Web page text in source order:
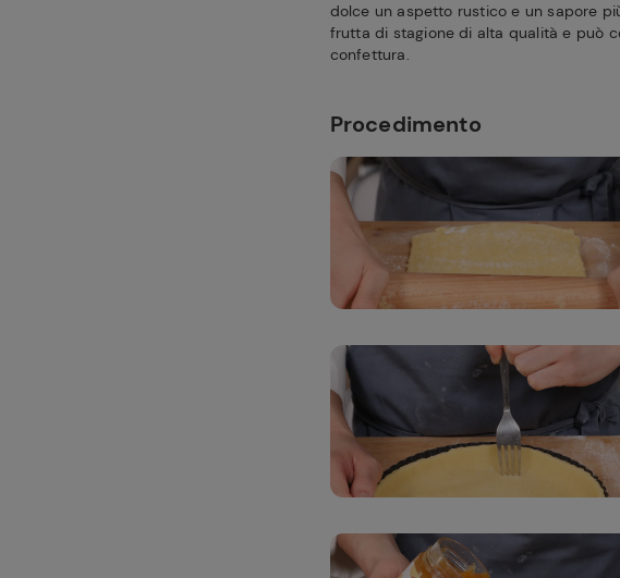
dolce un aspetto rustico e un sapore
frutta di stagione di alta qualità e può
confettura.
Procedimento